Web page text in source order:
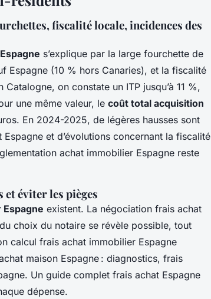
fiscalité locale, incidences des
s’explique par la large fourchette de
Espagne (10 % hors Canaries), et la fiscalité
on constate un ITP jusqu’à 11 %,
une même valeur, le coût total acquisition
En 2024-2025, de légères hausses sont
et d’évolutions concernant la fiscalité
achat immobilier Espagne reste
éviter les pièges
existent. La négociation frais achat
choix du notaire se révèle possible, tout
calcul frais achat immobilier Espagne
maison Espagne : diagnostics, frais
Un guide complet frais achat Espagne
dépense.